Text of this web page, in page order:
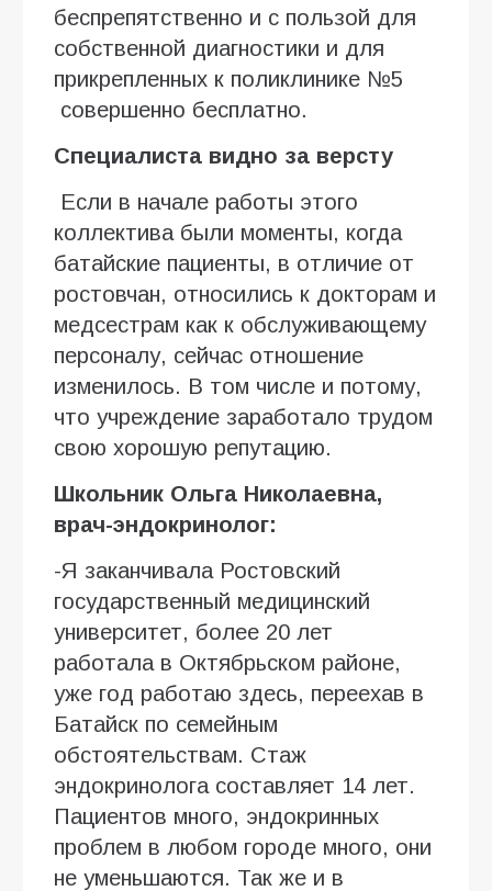
беспрепятственно и с пользой для
собственной диагностики и для
прикрепленных к поликлинике №5
совершенно бесплатно.
Специалиста видно за версту
Если в начале работы этого
коллектива были моменты, когда
батайские пациенты, в отличие от
ростовчан, относились к докторам и
медсестрам как к обслуживающему
персоналу, сейчас отношение
изменилось. В том числе и потому,
что учреждение заработало трудом
свою хорошую репутацию.
Школьник Ольга Николаевна,
врач-эндокринолог:
-Я заканчивала Ростовский
государственный медицинский
университет, более 20 лет
работала в Октябрьском районе,
уже год работаю здесь, переехав в
Батайск по семейным
обстоятельствам. Стаж
эндокринолога составляет 14 лет.
Пациентов много, эндокринных
проблем в любом городе много, они
не уменьшаются. Так же и в